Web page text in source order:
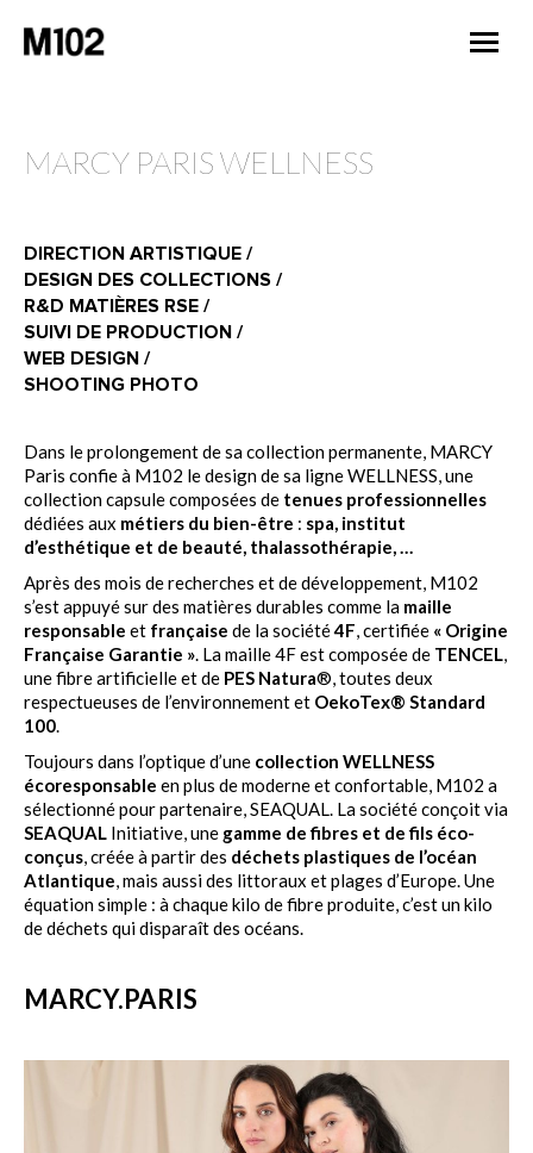
MARCY PARIS WELLNESS
DIRECTION ARTISTIQUE /
DESIGN DES COLLECTIONS /
R&D MATIÈRES RSE /
SUIVI DE PRODUCTION /
WEB DESIGN /
SHOOTING PHOTO
Dans le prolongement de sa collection permanente, MARCY
Paris confie à M102 le design de sa ligne WELLNESS, une
collection capsule composées de tenues professionnelles
dédiées aux métiers du bien-être : spa, institut
d’esthétique et de beauté, thalassothérapie, …
Après des mois de recherches et de développement, M102
s’est appuyé sur des matières durables comme la maille
responsable et française de la société4F, certifiée « Origine
Française Garantie ». La maille 4F est composée de TENCEL,
une fibre artificielle et de PES Natura®, toutes deux
respectueuses de l’environnement et OekoTex® Standard
100.
Toujours dans l’optique d’une collection WELLNESS
écoresponsable en plus de moderne et confortable, M102 a
sélectionné pour partenaire, SEAQUAL. La société conçoit via
SEAQUAL Initiative, une gamme de fibres et de fils éco-
conçus, créée à partir des déchets plastiques de l’océan
Atlantique, mais aussi des littoraux et plages d’Europe. Une
équation simple : à chaque kilo de fibre produite, c’est un kilo
de déchets qui disparaît des océans.
MARCY.PARIS